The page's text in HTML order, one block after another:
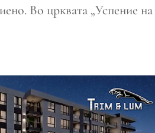
Во црквата „Успение